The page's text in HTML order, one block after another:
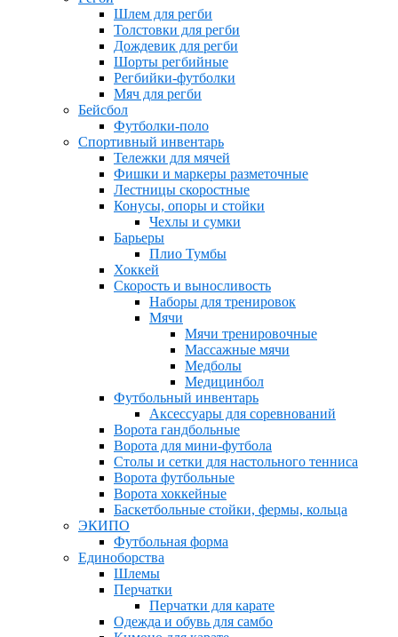
Шлем для регби
Толстовки для регби
Дождевик для регби
Шорты регбийные
Регбийки-футболки
Мяч для регби
Бейсбол
Футболки-поло
Спортивный инвентарь
Тележки для мячей
Фишки и маркеры разметочные
Лестницы скоростные
Конусы, опоры и стойки
Чехлы и сумки
Барьеры
Плио Тумбы
Хоккей
Скорость и выносливость
Наборы для тренировок
Мячи
Мячи тренировочные
Массажные мячи
Медболы
Медицинбол
Футбольный инвентарь
Аксессуары для соревнований
Ворота гандбольные
Ворота для мини-футбола
Столы и сетки для настольного тенниса
Ворота футбольные
Ворота хоккейные
Баскетбольные стойки, фермы, кольца
ЭКИПО
Футбольная форма
Единоборства
Шлемы
Перчатки
Перчатки для карате
Одежда и обувь для самбо